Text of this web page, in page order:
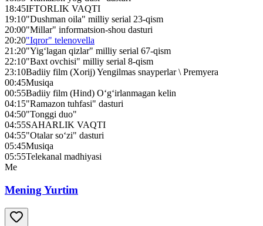
18:45IFTORLIK VAQTI
19:10"Dushman oila" milliy serial 23-qism
20:00"Millar" informatsion-shou dasturi
20:20"Iqror" telenovella
21:20"Yig‘lagan qizlar" milliy serial 67-qism
22:10"Baxt ovchisi" milliy serial 8-qism
23:10Badiiy film (Xorij) Yengilmas snayperlar \ Premyera
00:45Musiqa
00:55Badiiy film (Hind) O‘g‘irlanmagan kelin
04:15"Ramazon tuhfasi" dasturi
04:50"Tonggi duo"
04:55SAHARLIK VAQTI
04:55"Otalar so‘zi" dasturi
05:45Musiqa
05:55Telekanal madhiyasi
Me
Mening Yurtim